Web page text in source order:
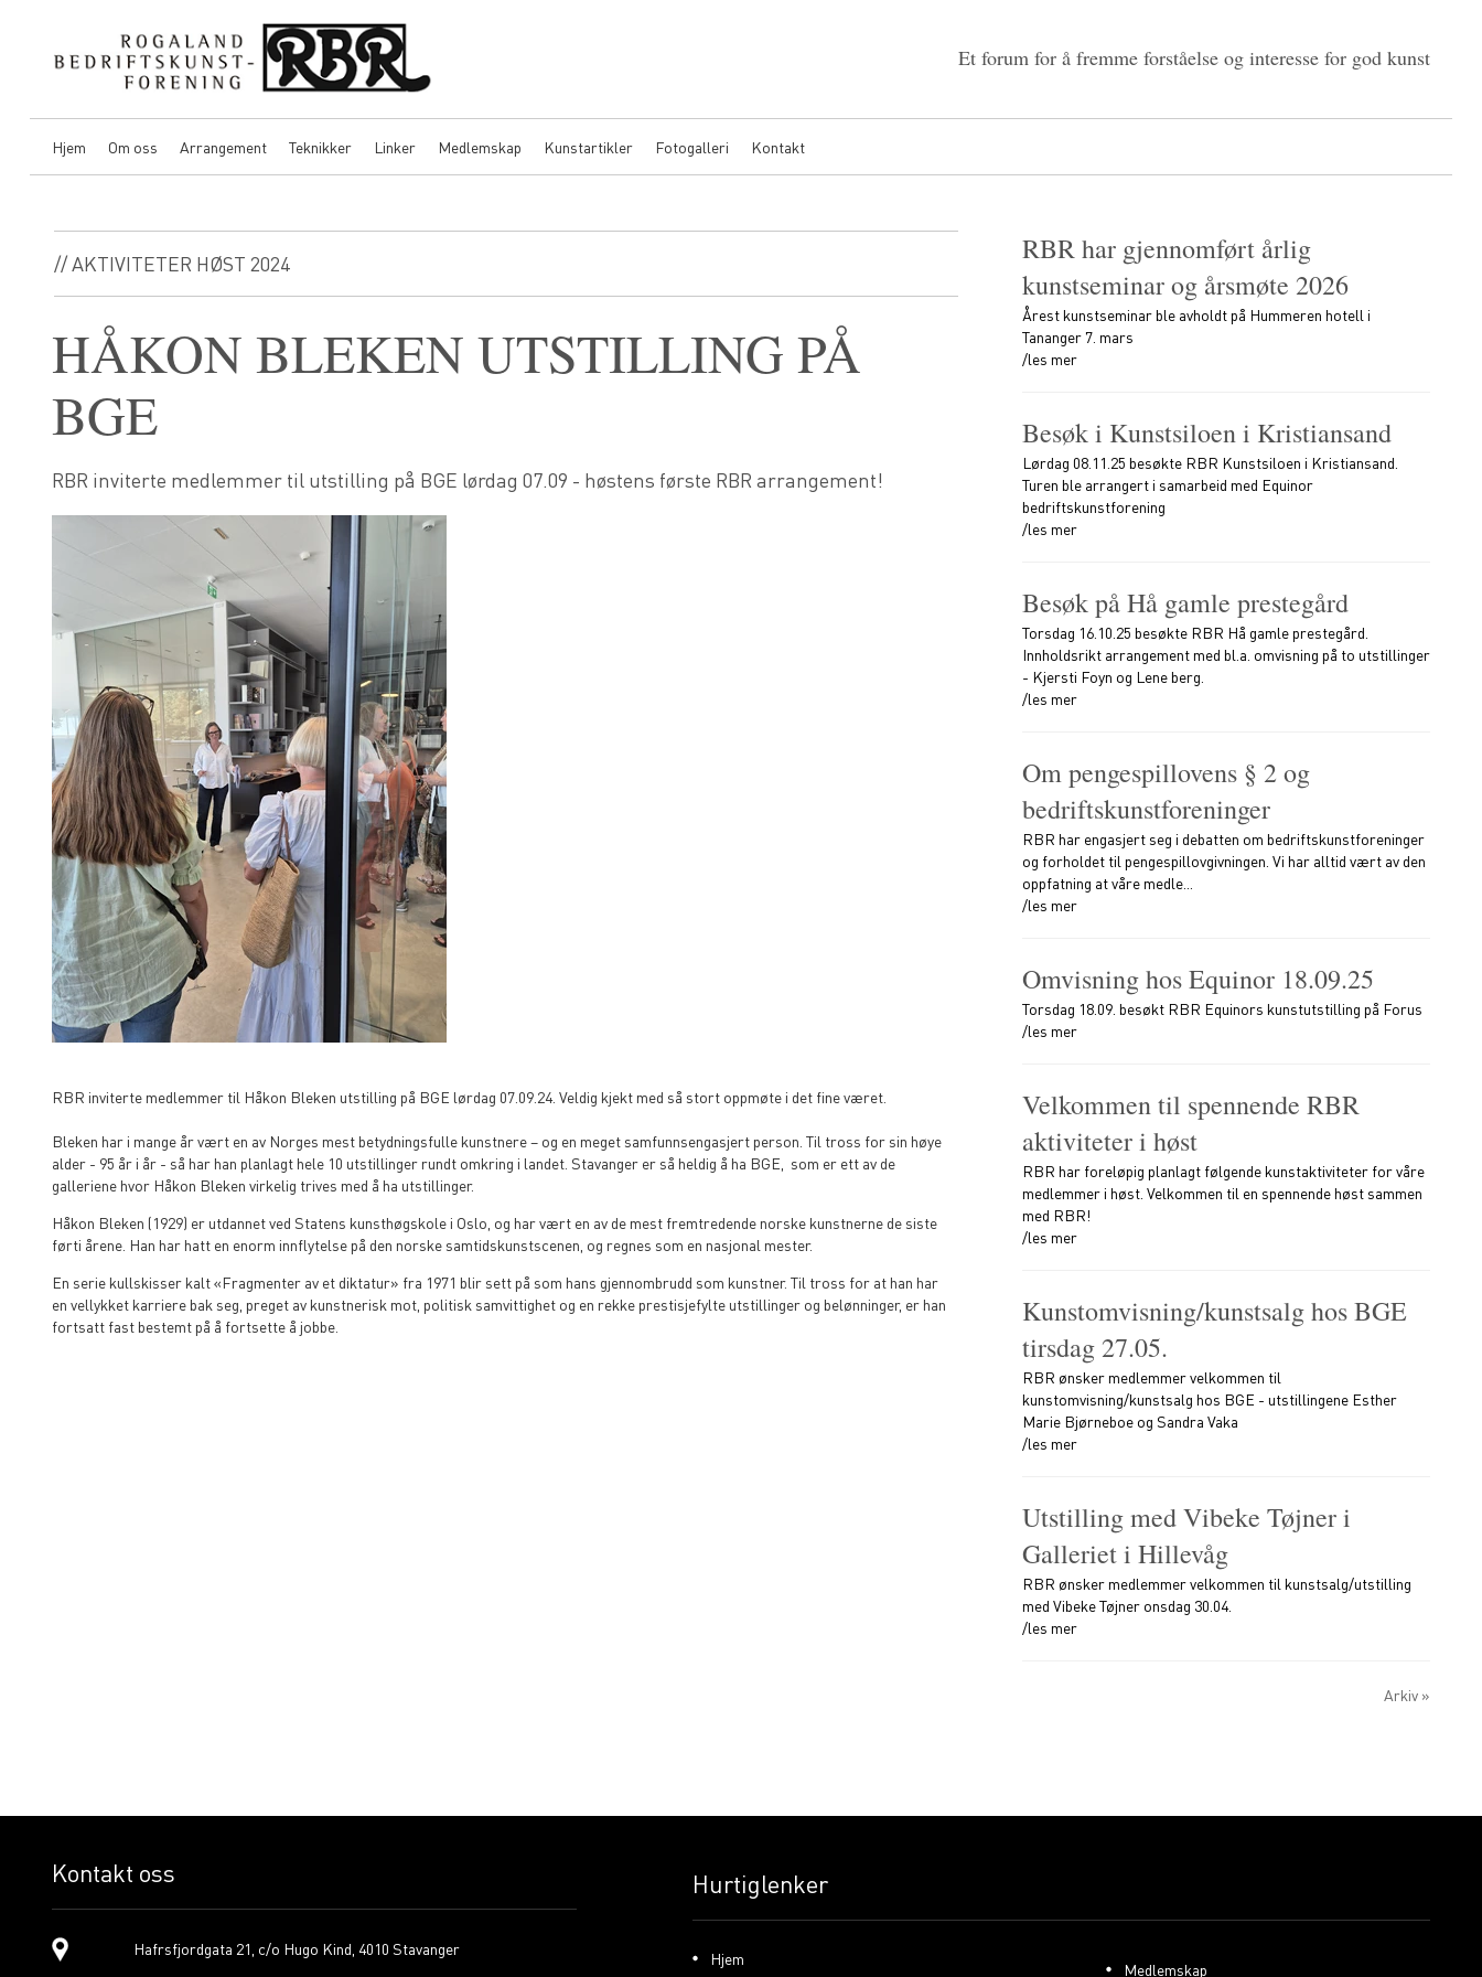
Et forum for å fremme forståelse og interesse for god kunst
Hjem Om oss Arrangement Teknikker Linker Medlemskap Kunstartikler Fotogalleri Kontakt
// AKTIVITETER HØST 2024
HÅKON BLEKEN UTSTILLING PÅ
BGE
RBR inviterte medlemmer til utstilling på BGE lørdag 07.09 - høstens første RBR arrangement!
RBR inviterte medlemmer til Håkon Bleken utstilling på BGE lørdag 07.09.24. Veldig kjekt med så stort oppmøte i det fine været.
Bleken har i mange år vært en av Norges mest betydningsfulle kunstnere – og en meget samfunnsengasjert person. Til tross for sin høye
alder - 95 år i år - så har han planlagt hele 10 utstillinger rundt omkring i landet. Stavanger er så heldig å ha BGE, som er ett av de
galleriene hvor Håkon Bleken virkelig trives med å ha utstillinger.
Håkon Bleken (1929) er utdannet ved Statens kunsthøgskole i Oslo, og har vært en av de mest fremtredende norske kunstnerne de siste
førti årene. Han har hatt en enorm innflytelse på den norske samtidskunstscenen, og regnes som en nasjonal mester.
En serie kullskisser kalt «Fragmenter av et diktatur» fra 1971 blir sett på som hans gjennombrudd som kunstner. Til tross for at han har
en vellykket karriere bak seg, preget av kunstnerisk mot, politisk samvittighet og en rekke prestisjefylte utstillinger og belønninger, er han
fortsatt fast bestemt på å fortsette å jobbe.
RBR har gjennomført årlig
kunstseminar og årsmøte 2026
Årest kunstseminar ble avholdt på Hummeren hotell i
Tananger 7. mars
/les mer
Besøk i Kunstsiloen i Kristiansand
Lørdag 08.11.25 besøkte RBR Kunstsiloen i Kristiansand.
Turen ble arrangert i samarbeid med Equinor
bedriftskunstforening
/les mer
Besøk på Hå gamle prestegård
Torsdag 16.10.25 besøkte RBR Hå gamle prestegård.
Innholdsrikt arrangement med bl.a. omvisning på to utstillinger
- Kjersti Foyn og Lene berg.
/les mer
Om pengespillovens § 2 og
bedriftskunstforeninger
RBR har engasjert seg i debatten om bedriftskunstforeninger
og forholdet til pengespillovgivningen. Vi har alltid vært av den
oppfatning at våre medle...
/les mer
Omvisning hos Equinor 18.09.25
Torsdag 18.09. besøkt RBR Equinors kunstutstilling på Forus
/les mer
Velkommen til spennende RBR
aktiviteter i høst
RBR har foreløpig planlagt følgende kunstaktiviteter for våre
medlemmer i høst. Velkommen til en spennende høst sammen
med RBR!
/les mer
Kunstomvisning/kunstsalg hos BGE
tirsdag 27.05.
RBR ønsker medlemmer velkommen til
kunstomvisning/kunstsalg hos BGE - utstillingene Esther
Marie Bjørneboe og Sandra Vaka
/les mer
Utstilling med Vibeke Tøjner i
Galleriet i Hillevåg
RBR ønsker medlemmer velkommen til kunstsalg/utstilling
med Vibeke Tøjner onsdag 30.04.
/les mer
Arkiv »
Kontakt oss
Hafrsfjordgata 21, c/o Hugo Kind, 4010 Stavanger
Hurtiglenker
Hjem
Medlemskap